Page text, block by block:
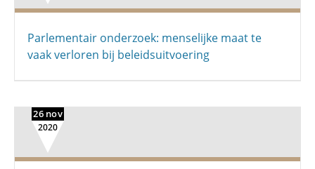
Parlementair onderzoek: menselijke maat te
vaak verloren bij beleidsuitvoering
26 nov
2020